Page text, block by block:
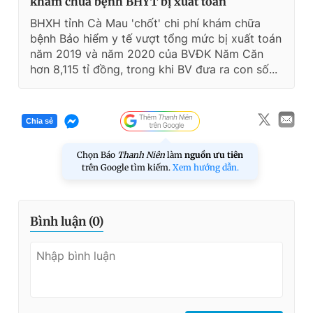
BHXH tỉnh Cà Mau 'chốt' chi phí khám chữa
bệnh Bảo hiểm y tế vượt tổng mức bị xuất toán
năm 2019 và năm 2020 của BVĐK Năm Căn
hơn 8,115 tỉ đồng, trong khi BV đưa ra con số...
Chia sẻ
Chọn Báo Thanh Niên làm nguồn ưu tiên
trên Google tìm kiếm. Xem hướng dẫn.
Bình luận (0)